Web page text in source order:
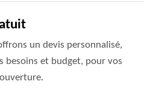
un devis personnalisé,
besoins et budget, pour vos